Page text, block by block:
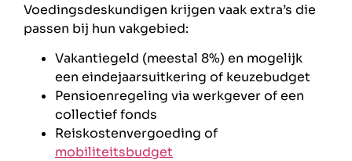
Voedingsdeskundigen krijgen vaak extra’s die
passen bij hun vakgebied:
Vakantiegeld (meestal 8%) en mogelijk
een eindejaarsuitkering of keuzebudget
Pensioenregeling via werkgever of een
collectief fonds
Reiskostenvergoeding of
mobiliteitsbudget